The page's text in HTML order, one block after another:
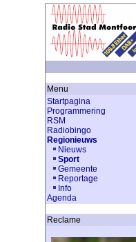
Menu
Startpagina
Programmering
RSM
Radiobingo
Regionieuws
Nieuws
Sport
Gemeente
Reportage
Info
Agenda
Reclame